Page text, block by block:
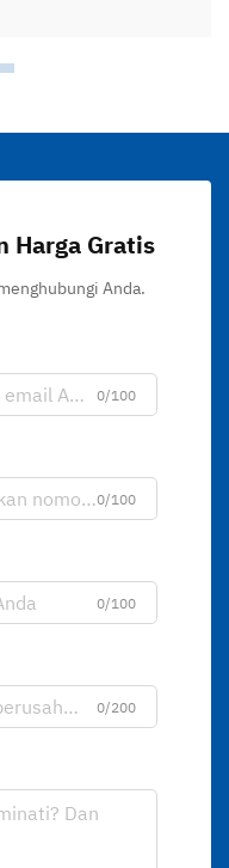
Harga Gratis
Anda.
0/100
0/100
0/100
0/200